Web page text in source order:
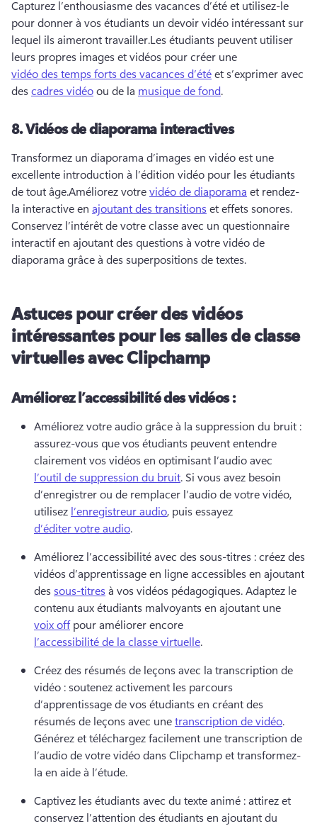
Capturez l’enthousiasme des vacances d’été et utilisez-le
pour donner à vos étudiants un devoir vidéo intéressant sur
lequel ils aimeront travailler.Les étudiants peuvent utiliser
leurs propres images et vidéos pour créer une
vidéo des temps forts des vacances d’été et s’exprimer avec
des cadres vidéo ou de la musique de fond.
8.Vidéos de diaporama interactives
Transformez un diaporama d’images en vidéo est une
excellente introduction à l’édition vidéo pour les étudiants
de tout âge.Améliorez votre vidéo de diaporama et rendez-
la interactive en ajoutant des transitions
Conservez l’intérêt de votre classe avec un questionnaire
interactif en ajoutant des questions à votre vidéo de
diaporama grâce à des superpositions de textes.
Astuces pour créer des vidéos
intéressantes pour les salles de classe
virtuelles avec Clipchamp
Améliorez l’accessibilité des vidéos :
Améliorez votre audio grâce à la suppression du bruit :
assurez-vous que vos étudiants peuvent entendre
clairement vos vidéos en optimisant l’audio avec
l’outil de suppression du bruit. Si vous avez besoin
d’enregistrer ou de remplacer l’audio de votre vidéo,
utilisez l’enregistreur audio, puis essayez
d’éditer votre audio.
Améliorez l’accessibilité avec des sous-titres : créez des
vidéos d’apprentissage en ligne accessibles en ajoutant
des sous-titres à vos vidéos pédagogiques. Adaptez le
contenu aux étudiants malvoyants en ajoutant une
voix off pour améliorer encore
l’accessibilité de la classe virtuelle.
Créez des résumés de leçons avec la transcription de
vidéo : soutenez activement les parcours
d’apprentissage de vos étudiants en créant des
résumés de leçons avec une transcription de vidéo
Générez et téléchargez facilement une transcription de
l’audio de votre vidéo dans Clipchamp et transformez-
la en aide à l’étude.
Captivez les étudiants avec du texte animé : attirez et
conservez l’attention des étudiants en ajoutant du